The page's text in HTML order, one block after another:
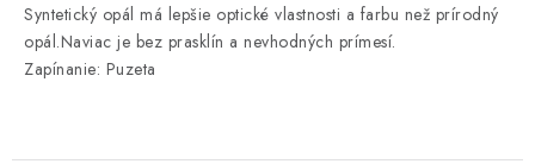
Syntetický opál má lepšie optické vlastnosti a farbu než prírodný
opál.Naviac je bez prasklín a nevhodných prímesí.
Zapínanie: Puzeta